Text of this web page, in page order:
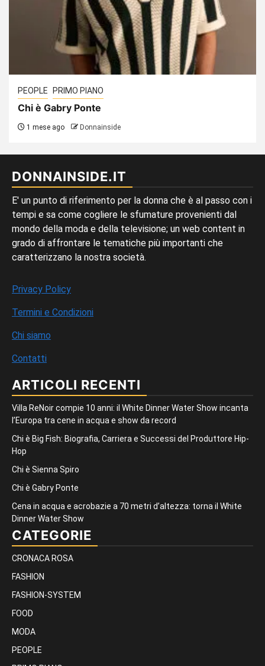
PEOPLE PRIMO PIANO
Chi è Gabry Ponte
1 mese ago Donnainside
DONNAINSIDE.IT
E' un punto di riferimento per la donna che è al passo con i
tempi e sa come cogliere le sfumature provenienti dal
mondo della moda e della televisione; un web content in
grado di affrontare le tematiche più importanti che
caratterizzano la nostra società.
Privacy Policy
Termini e Condizioni
Chi siamo
Contatti
ARTICOLI RECENTI
Villa ReNoir compie 10 anni: il White Dinner Water Show incanta
l’Europa tra cene in acqua e show da record
Chi è Big Fish: Biografia, Carriera e Successi del Produttore Hip-
Hop
Chi è Sienna Spiro
Chi è Gabry Ponte
Cena in acqua e acrobazie a 70 metri d’altezza: torna il White
Dinner Water Show
CATEGORIE
CRONACA ROSA
FASHION
FASHION-SYSTEM
FOOD
MODA
PEOPLE